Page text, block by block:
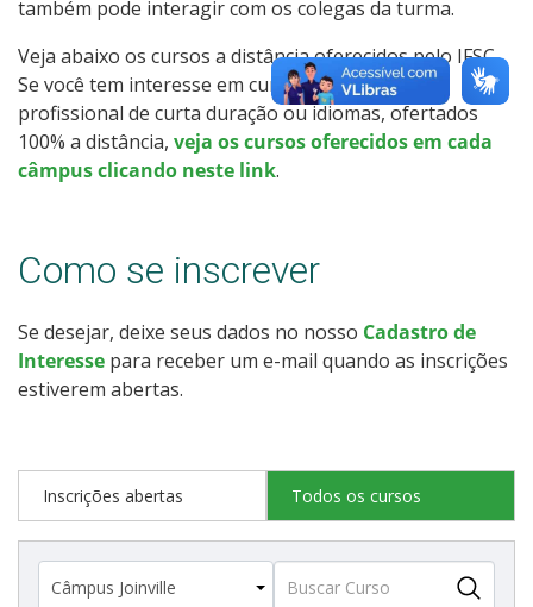
Processos Seletivos
Cotas
Inscrições e acompanhamento
Transferências e Retornos
Vagas em Regime Especial
Provas e Gabaritos
Cadastro de interesse
também pode interagir com os colegas da turma.
Veja abaixo os cursos a distância oferecidos pelo IFSC.
Se você tem interesse em cursos de qualificação
profissional de curta duração ou idiomas, ofertados
100% a distância, veja os cursos oferecidos em cada
câmpus clicando neste link.
Como se inscrever
Se desejar, deixe seus dados no nosso Cadastro de
Interesse para receber um e-mail quando as inscrições
estiverem abertas.
Inscrições abertas Todos os cursos